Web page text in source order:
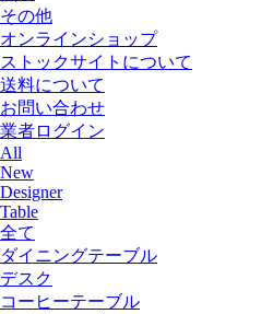
その他
オンラインショップ
ストックサイトについて
送料について
お問い合わせ
業者ログイン
All
New
Designer
Table
全て
ダイニングテーブル
デスク
コーヒーテーブル